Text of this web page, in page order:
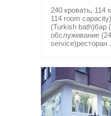
240 кровать, 114
114 room
(Turkish bath)бар
обслуживание
service)ресторан